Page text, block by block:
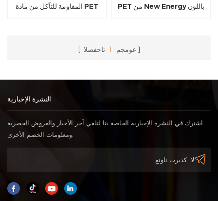
المقاومة للتآكل من مادة PET
PET من New Energy باللون
عومجم 1 تاحفصلا
النشرة الإخبارية
اشترك في النشرة الإخبارية الخاصة بنا لتلقي آخر الأخبار والعروض الحصرية
ومعلومات الخصم الأخرى.